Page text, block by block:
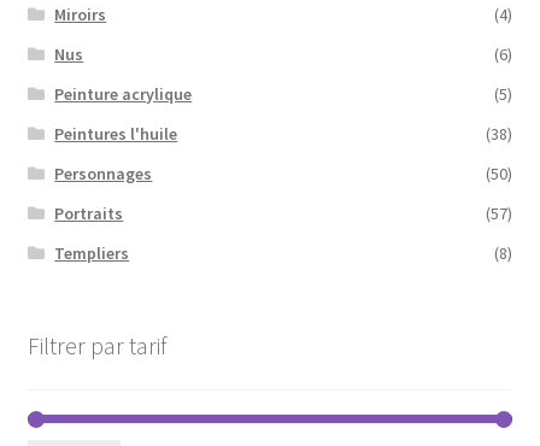
Miroirs
(4)
Nus
(6)
Peinture acrylique
(5)
Peintures l'huile
(38)
Personnages
(50)
Portraits
(57)
Templiers
(8)
Filtrer par tarif